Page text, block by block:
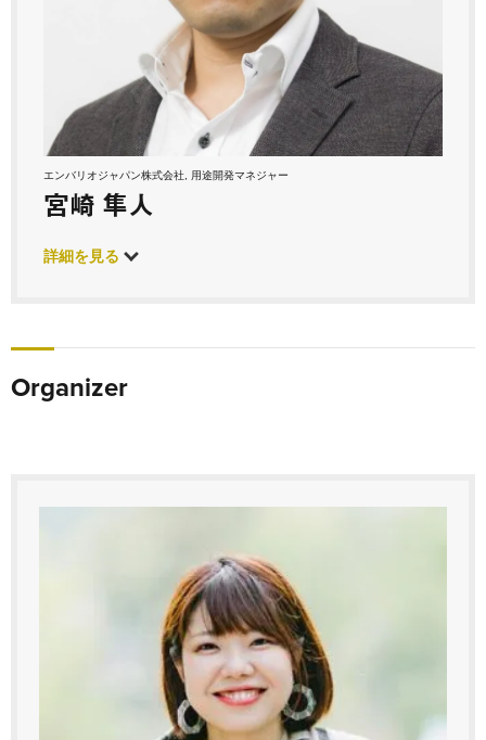
エンバリオジャパン株式会社, 用途開発マネジャー
宮崎 隼人
詳細を見る
Organizer